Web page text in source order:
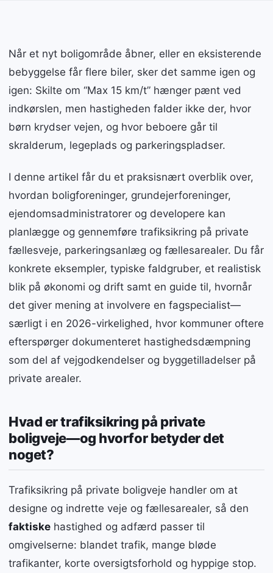
Når et nyt boligområde åbner, eller en eksisterende
bebyggelse får flere biler, sker det samme igen og
igen: Skilte om “Max 15 km/t” hænger pænt ved
indkørslen, men hastigheden falder ikke der, hvor
børn krydser vejen, og hvor beboere går til
skralderum, legeplads og parkeringspladser.
I denne artikel får du et praksisnært overblik over,
hvordan boligforeninger, grundejerforeninger,
ejendomsadministratorer og developere kan
planlægge og gennemføre trafiksikring på private
fællesveje, parkeringsanlæg og fællesarealer. Du får
konkrete eksempler, typiske faldgruber, et realistisk
blik på økonomi og drift samt en guide til, hvornår
det giver mening at involvere en fagspecialist—
særligt i en 2026-virkelighed, hvor kommuner oftere
efterspørger dokumenteret hastighedsdæmpning
som del af vejgodkendelser og byggetilladelser på
private arealer.
Hvad er trafiksikring på private
boligveje—og hvorfor betyder det
noget?
Trafiksikring på private boligveje handler om at
designe og indrette veje og fællesarealer, så den
faktiske hastighed og adfærd passer til
omgivelserne: blandet trafik, mange bløde
trafikanter, korte oversigtsforhold og hyppige stop.